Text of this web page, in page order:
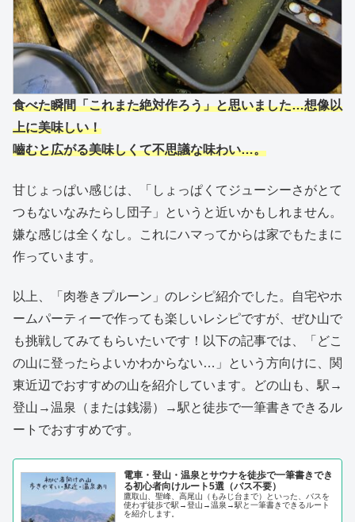
食べた瞬間「これまた絶対作ろう」と思いました…想像以
上に美味しい！
嚙むと広がる美味しくて不思議な味わい…。
甘じょっぱい感じは、「しょっぱくてジューシーさがとて
つもないなみたらし団子」というと近いかもしれません。
嫌な感じは全くなし。これにハマってからは家でもたまに
作っています。
以上、「肉巻きプルーン」のレシピ紹介でした。
自宅やホ
ームパーティーで作っても楽しいレシピですが、ぜひ山で
も挑戦してみてもらいたいです！ 以下の記事では、「どこ
の山に登ったらよいかわからない…」という方向けに、関
東近辺でおすすめの山を紹介しています。どの山も、駅→
登山→温泉（または銭湯）→駅と徒歩で一筆書きできるル
ートでおすすめです。
電車・登山・温泉とサウナを徒歩で一筆書きでき
る初心者向けルート5選（バス不要）
鷹取山、聖峰、高尾山（もみじ台まで）といった、バスを
使わず徒歩で駅→登山→温泉→駅と一筆書きできるルート
を紹介します。